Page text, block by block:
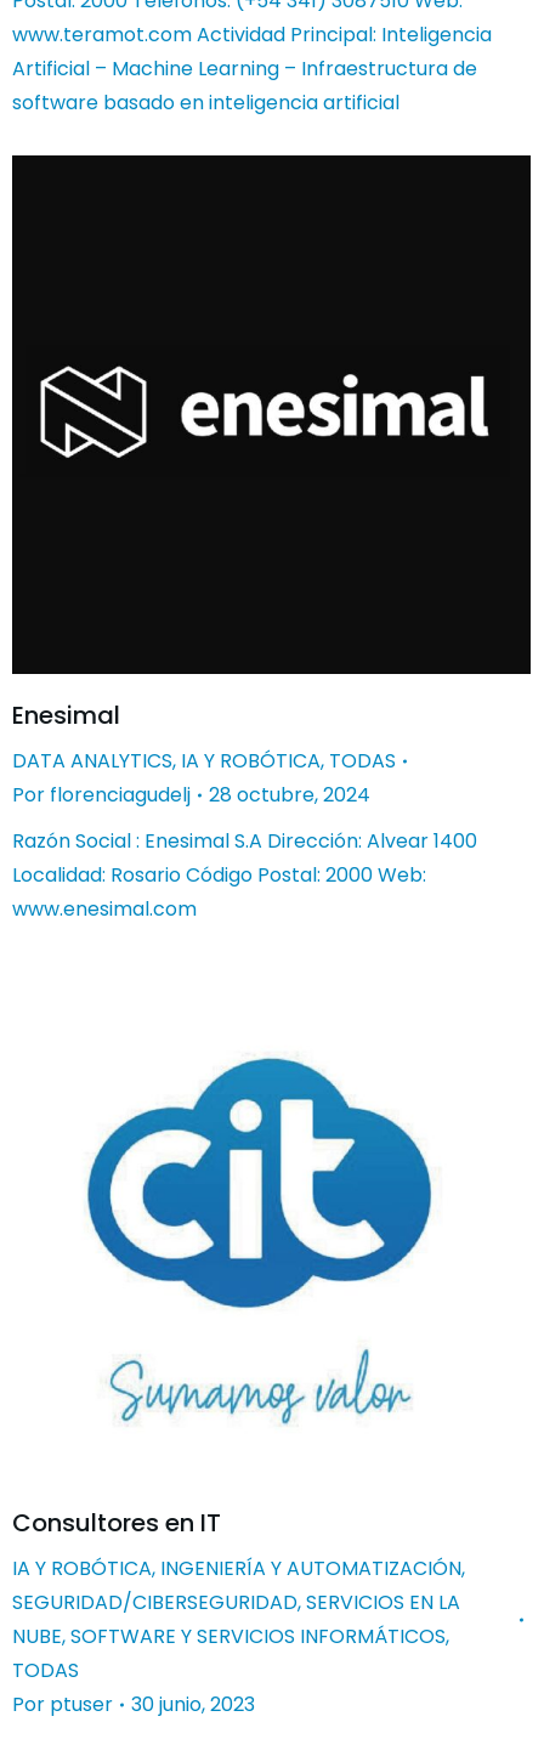
www.teramot.com Actividad Principal: Inteligencia
Artificial – Machine Learning – Infraestructura de
software basado en inteligencia artificial
Enesimal
DATA ANALYTICS, IA Y ROBÓTICA, TODAS
Por florenciagudelj
28 octubre, 2024
Razón Social : Enesimal S.A Dirección: Alvear 1400
Localidad: Rosario Código Postal: 2000 Web:
www.enesimal.com
Consultores en IT
IA Y ROBÓTICA, INGENIERÍA Y AUTOMATIZACIÓN,
SEGURIDAD/CIBERSEGURIDAD,SERVICIOS EN LA
NUBE,SOFTWARE Y SERVICIOS INFORMÁTICOS,
TODAS
Por ptuser 30 junio, 2023